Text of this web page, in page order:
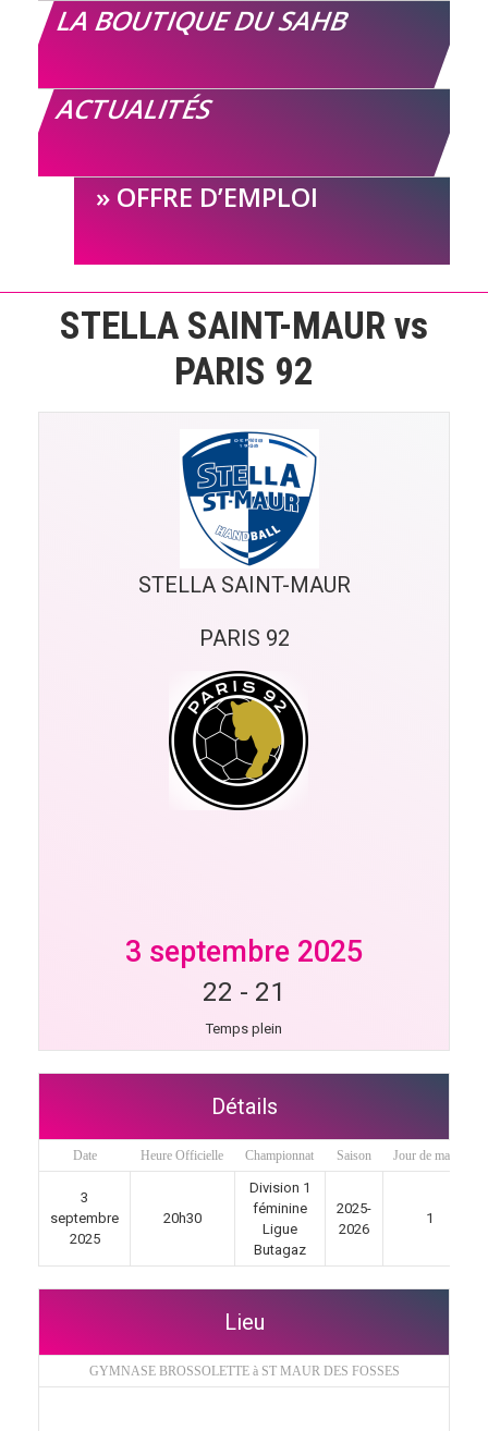
LA BOUTIQUE DU SAHB
ACTUALITÉS
OFFRE D’EMPLOI
STELLA SAINT-MAUR vs
PARIS 92
STELLA SAINT-MAUR
PARIS 92
3 septembre 2025
22 - 21
Temps plein
Détails
Date Heure Officielle Championnat Saison Jour de match
3
septembre
2025
20h30
Division 1
féminine
Ligue
Butagaz
2025-
2026
1
Lieu
GYMNASE BROSSOLETTE à ST MAUR DES FOSSES